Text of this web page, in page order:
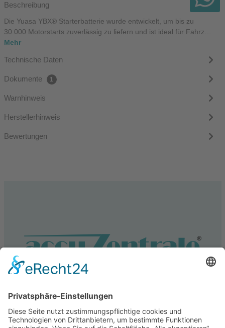
Beschreibung
Die Yuasa YBX® Starterbatterie wurde entwickelt, um bis zu
30.000 Motorstarts zuverlässig zu liefern und ist ideal für Fahrz…
Mehr
Technische Daten
Dokumente 1
Warnhinweis
Herstellerhinweis
Bewertungen
Service